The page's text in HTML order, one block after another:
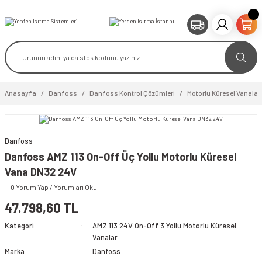
Anasayfa Danfoss Danfoss Kontrol Çözümleri Motorlu Küresel Vanalar
video izle
Danfoss
Danfoss AMZ 113 On-Off Üç Yollu Motorlu Küresel
Vana DN32 24V
0 Yorum Yap / Yorumları Oku
47.798,60 TL
Kategori
AMZ 113 24V On-Off 3 Yollu Motorlu Küresel
Vanalar
Marka
Danfoss